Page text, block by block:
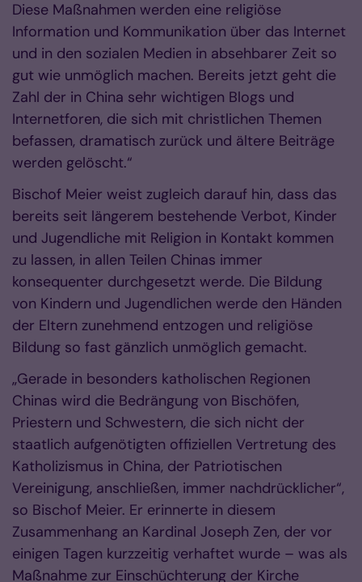
Diese Maßnahmen werden eine religiöse
Information und Kommunikation über das Internet
und in den sozialen Medien in absehbarer Zeit so
gut wie unmöglich machen. Bereits jetzt geht die
Zahl der in China sehr wichtigen Blogs und
Internetforen, die sich mit christlichen Themen
befassen, dramatisch zurück und ältere Beiträge
werden gelöscht.“
Bischof Meier weist zugleich darauf hin, dass das
bereits seit längerem bestehende Verbot, Kinder
und Jugendliche mit Religion in Kontakt kommen
zu lassen, in allen Teilen Chinas immer
konsequenter durchgesetzt werde. Die Bildung
von Kindern und Jugendlichen werde den Händen
der Eltern zunehmend entzogen und religiöse
Bildung so fast gänzlich unmöglich gemacht.
„Gerade in besonders katholischen Regionen
Chinas wird die Bedrängung von Bischöfen,
Priestern und Schwestern, die sich nicht der
staatlich aufgenötigten offiziellen Vertretung des
Katholizismus in China, der Patriotischen
Vereinigung, anschließen, immer nachdrücklicher“,
so Bischof Meier. Er erinnerte in diesem
Zusammenhang an Kardinal Joseph Zen, der vor
einigen Tagen kurzzeitig verhaftet wurde – was als
Maßnahme zur Einschüchterung der Kirche